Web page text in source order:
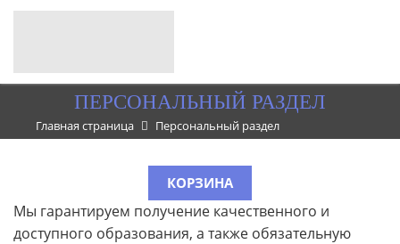
ПЕРСОНАЛЬНЫЙ РАЗДЕЛ
Главная страница Персональный раздел
КОРЗИНА
Мы гарантируем получение качественного и
доступного образования, а также обязательную